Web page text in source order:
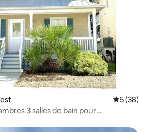
Note
5 (38)
3 salles de bain pour